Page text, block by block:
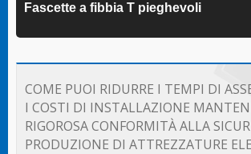
Fascette a fibbia T pieghevoli
COME PUOI RIDURRE I TEMPI DI
I COSTI DI INSTALLAZIONE
RIGOROSA CONFORMITÀ ALLA
PRODUZIONE DI ATTREZZATURE